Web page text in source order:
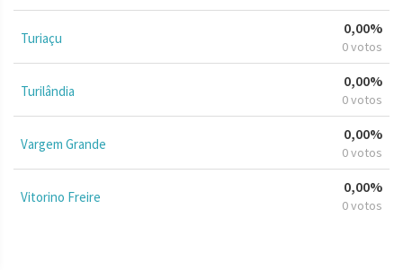
Turiaçu
0,00%
0 votos
Turilândia
0,00%
0 votos
Vargem Grande
0,00%
0 votos
Vitorino Freire
0,00%
0 votos